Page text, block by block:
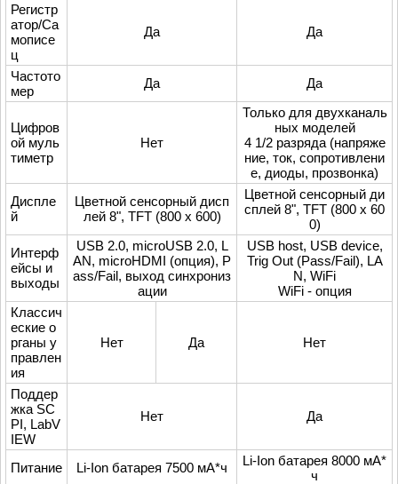
Регистр
атор/Са
мописе
ц
Да Да
Частото
мер
Да Да
Цифров
ой муль
тиметр
Нет
Только для двухканаль
ных моделей
4 1/2 разряда (напряже
ние, ток, сопротивлени
е, диоды, прозвонка)
Диспле
й
Цветной сенсорный дисп
лей 8", TFT (800 х 600)
Цветной сенсорный ди
сплей 8", TFT (800 х 60
0)
Интерф
ейсы и
выходы
USB 2.0, microUSB 2.0, L
AN, microHDMI (опция), P
ass/Fail, выход синхрониз
ации
USB host, USB device,
Trig Out (Pass/Fail), LA
N, WiFi
WiFi - опция
Классич
еские о
рганы у
правлен
ия
Нет Да Нет
Поддер
жка SC
PI, LabV
IEW
Нет Да
Питание Li-Ion батарея 7500 мА*ч
Li-Ion батарея 8000 мА*
ч